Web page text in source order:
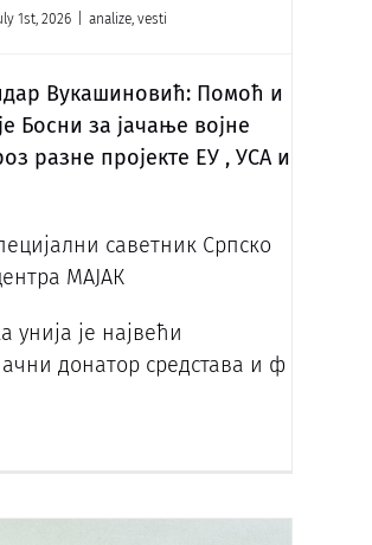
1st, 2026 analize, vesti
Вукашиновић: Помоћ и
Босни за јачање војне
разне пројекте ЕУ , УСА и
саветник Српско
МАЈАК
унија је највећи
донатор средстава и ф